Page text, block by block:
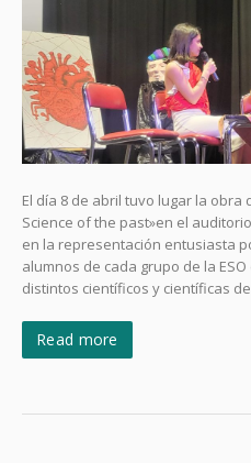
El día 8 de abril tuvo lugar la obra
Science of the past»en el
en la representación entusiasta
alumnos de cada grupo de la
distintos científicos y científicas
Read more